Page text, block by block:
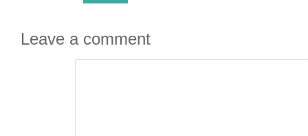
Leave a comment